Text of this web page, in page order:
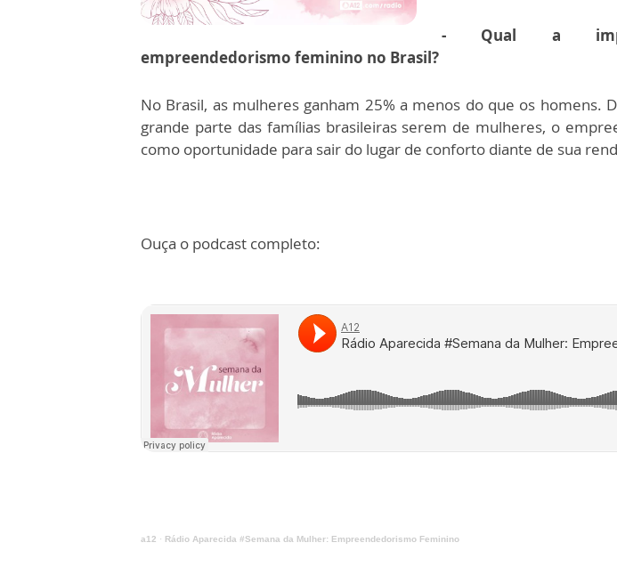
- Qual a
empreendedorismo feminino no Brasil?
No Brasil, as mulheres ganham 25% a menos do que os homens.
grande parte das famílias brasileiras serem de mulheres, o
como oportunidade para sair do lugar de conforto diante de sua
Ouça o podcast completo:
a12 · Rádio Aparecida #Semana da Mulher: Empreendedorismo Feminino